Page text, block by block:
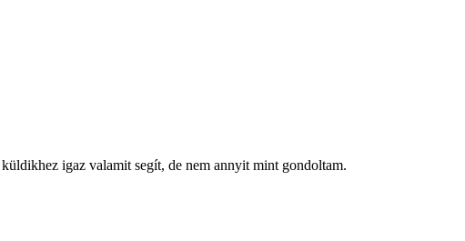
igaz valamit segít, de nem annyit mint gondoltam.